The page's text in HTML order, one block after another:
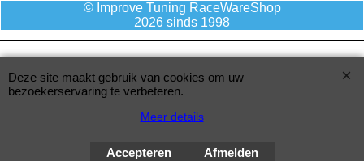
© Improve Tuning RaceWareShop
2026 sinds 1998
Deze site maakt gebruik van cookies om uw
bezoekerservaring te verbeteren.
Meer details
Accepteren Afmelden